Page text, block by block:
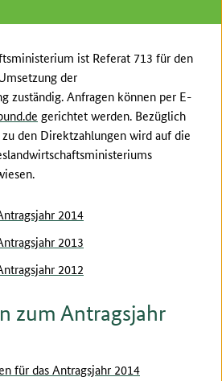
ist Referat 713 für den
der
zuständig. Anfragen können per E-
(dot)
de gerichtet werden. Bezüglich
den Direktzahlungen wird auf die
2014
2013
2012
zum Antragsjahr
für das Antragsjahr 2014